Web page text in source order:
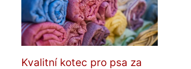
Kvalitní kotec pro psa za